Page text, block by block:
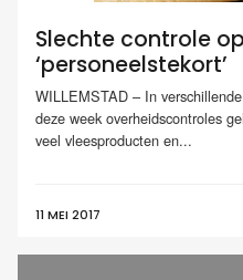
Slechte controle
‘personeelstekort’
WILLEMSTAD – In
deze week overheidscontroles
veel vleesproducten en...
11 MEI 2017